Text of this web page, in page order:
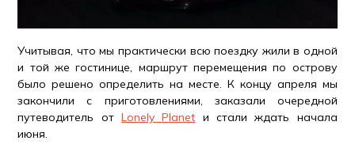
Учитывая, что мы практически всю поездку жили в одной
и той же гостинице, маршрут перемещения по острову
было решено определить на месте. К концу апреля мы
закончили с приготовлениями, заказали очередной
путеводитель отLonely Planet и стали ждать начала
июня.